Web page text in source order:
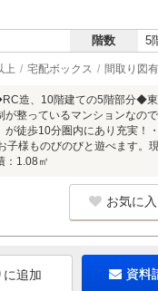
階数 5
上 宅配ボックス 間取り図
造、10階建ての5階部分◆
整っているマンションなの
徒歩10分圏内にあり充実！
子様ものびのびと遊べます。
：1.08㎡
お気に
に追加 資料